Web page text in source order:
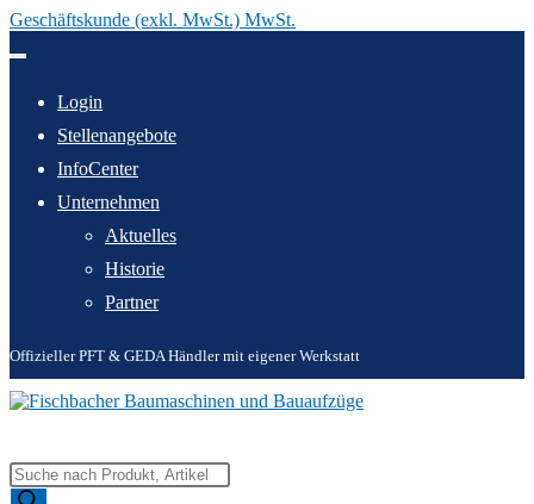
Geschäftskunde (exkl. MwSt.) MwSt.
Inhalt
Login
Stellenangebote
InfoCenter
Unternehmen
Aktuelles
Historie
Partner
Offizieller PFT & GEDA Händler mit eigener Werkstatt
Products
search